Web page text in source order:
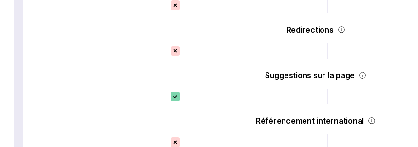
Redirections
Suggestions sur la page
Référencement international